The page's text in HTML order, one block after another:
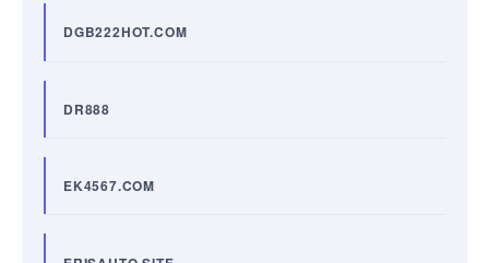
DGB222HOT.COM
DR888
EK4567.COM